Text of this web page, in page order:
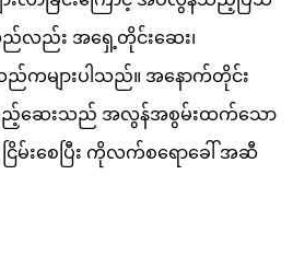
သည်လည်း အရှေ့တိုင်းဆေး၊
ည်ကများပါသည်။ အနောက်တိုင်း
ပြမည့်ဆေးသည် အလွန်အစွမ်းထက်သော
ြိမ်းစေပြီး ကိုလက်စရောခေါ် အဆီ